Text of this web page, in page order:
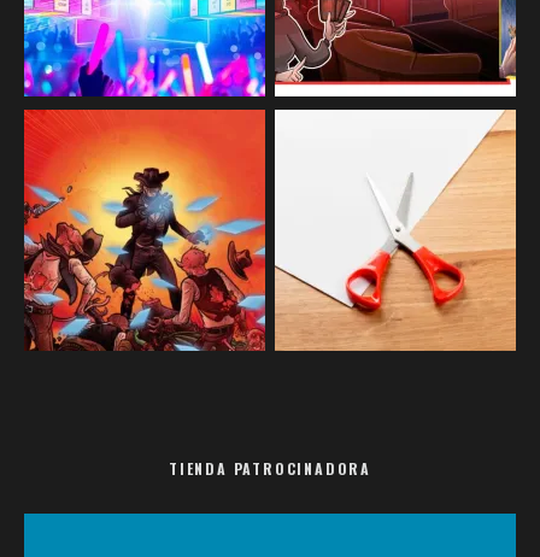
TIENDA PATROCINADORA